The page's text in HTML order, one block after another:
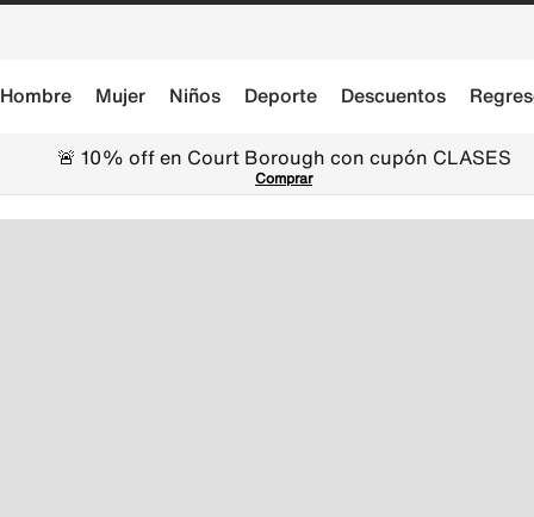
Hombre Mujer Niños Deporte Descuentos
🚨 10% off en Court Borough con cupón CLASES
Comprar